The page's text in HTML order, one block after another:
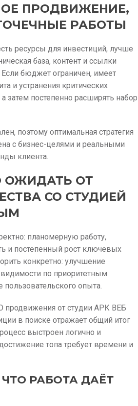
ПРОДВИЖЕНИЕ,
РАБОТЫ
ресурсы для инвестиций, лучше
база, контент и ссылки
Если бюджет ограничен, имеет
и устранения критических
затем постепенно расширять набор
поэтому оптимальная стратегия
с бизнес-целями и реальными
клиента.
ОТ
СО СТУДИЕЙ
планомерную работу,
и постепенный рост ключевых
конкретно: улучшение
видимости по приоритетным
опыта.
продвижения от студии АРК ВЕБ
в поиске отражает общий итог
выстроен логично и
топа требует времени и
РАБОТА ДАЁТ